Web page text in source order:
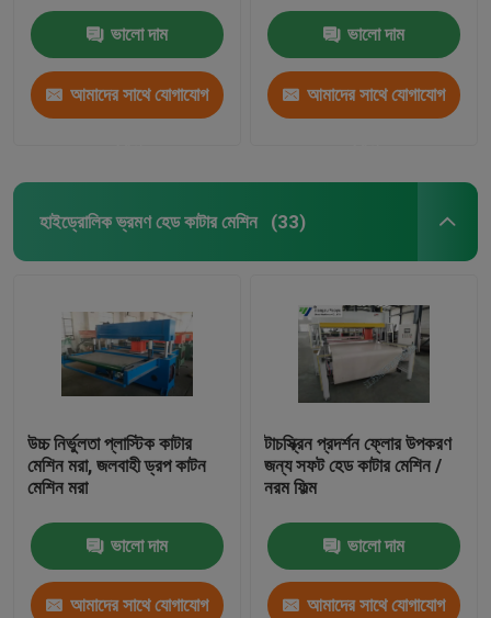
ভালো দাম
আমাদের সাথে যোগাযোগ
ভালো দাম
আমাদের সাথে যোগাযোগ
হাইড্রোলিক ভ্রমণ হেড কাটার মেশিন (33)
উচ্চ নির্ভুলতা প্লাস্টিক কাটার
মেশিন মরা, জলবাহী ড্রপ কাটন
মেশিন মরা
ভালো দাম
আমাদের সাথে যোগাযোগ
টাচস্ক্রিন প্রদর্শন ফ্লোর উপকরণ
জন্য সফট হেড কাটার মেশিন /
নরম ফিল্ম
ভালো দাম
আমাদের সাথে যোগাযোগ